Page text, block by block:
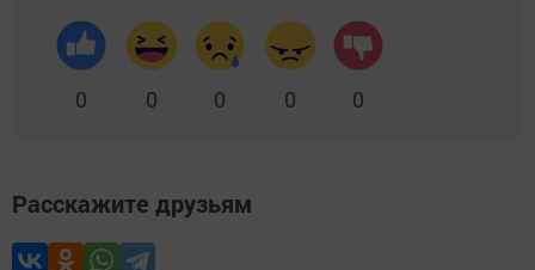
0 0 0 0 0
Расскажите друзьям